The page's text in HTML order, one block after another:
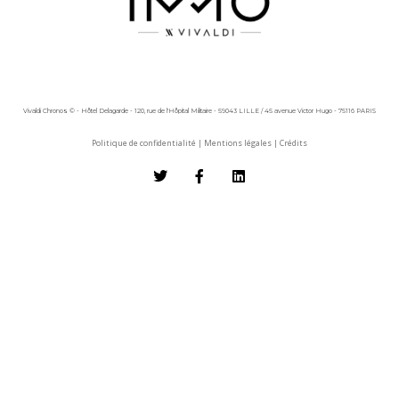
Vivaldi Chronos © - Hôtel Delagarde - 120, rue de l'Hôpital Militaire - 59043 LILLE / 45 avenue Victor Hugo - 75116 PARIS
Politique de confidentialité | Mentions légales | Crédits